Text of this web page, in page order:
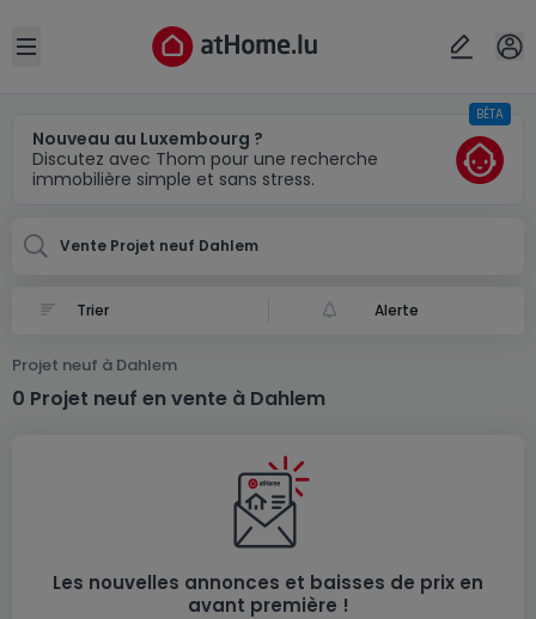
Open sidebar
Nouveau au Luxembourg ?
Discutez avec Thom pour une recherche
immobilière simple et sans stress.
BÊTA
Vente Projet neuf Dahlem
Alerte
Projet neuf à Dahlem
0 Projet neuf en vente à Dahlem
Les nouvelles annonces et baisses de prix en
avant première !
Localité(s)
Annuler OK